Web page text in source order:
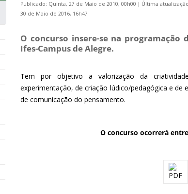
Publicado: Quinta, 27 de Maio de 2010, 00h00 | Última
30 de Maio de 2016, 16h47
O concurso insere-se na programação
Ifes-Campus de Alegre.
Tem por objetivo a valorização da
experimentação, de criação lúdico/pedagógica e
de comunicação do pensamento.
O concurso ocorrerá